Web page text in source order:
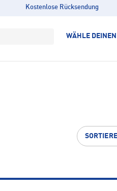
Kostenlose Rücksendung
WÄHLE